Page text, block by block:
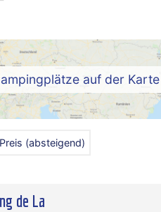
auf der
Preis (absteigend)
de La